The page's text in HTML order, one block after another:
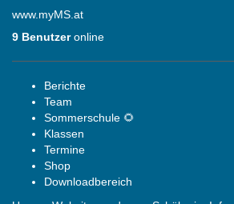
www.myMS.at
9 Benutzeronline
Berichte
Team
Sommerschule 🌻
Klassen
Termine
Shop
Downloadbereich